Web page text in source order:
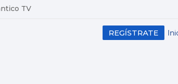
TV
REGÍSTRATE